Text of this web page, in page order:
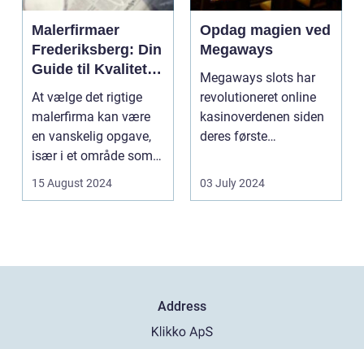
Malerfirmaer
Frederiksberg: Din
Guide til Kvalitet
og Service
At vælge det rigtige
malerfirma kan være
en vanskelig opgave,
især i et område som
Frederiksberg, hv...
15 August 2024
Opdag magien ved
Megaways
Megaways slots har
revolutioneret online
kasinoverdenen siden
deres første
spillea...
03 July 2024
Address